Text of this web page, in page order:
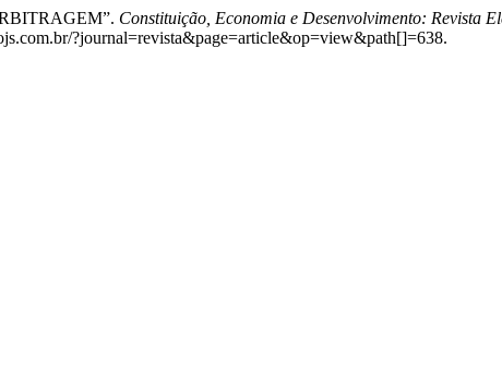
Constituição, Economia e Desenvolvimento: Revista
?journal=revista&page=article&op=view&path[]=638.